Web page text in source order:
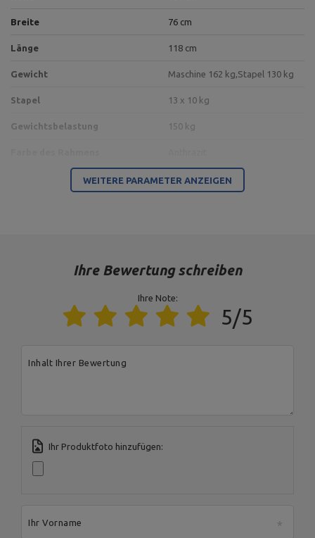
Breite 76 cm
Länge 118 cm
Gewicht Maschine 162 kg,Stapel 130 kg
Stapel 13 x 10 kg
Gewichtsbelastung 150 kg
Farbe der Polsterung burgunderrot
Für dieses Produkt verantwortliche Stelle in der EU
MARBO Ulikowski
Address:
Postal Code:
Starachowice
WEITERE PARAMETER ANZEIGEN
Ihre Bewertung schreiben
Ihre Note:
5/5
Inhalt Ihrer Bewertung
Ihr Produktfoto hinzufügen:
Ihr Vorname